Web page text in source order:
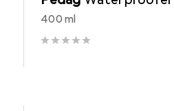
400 ml